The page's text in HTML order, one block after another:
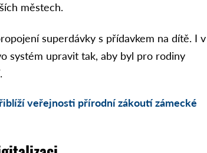
městech.
superdávky s přídavkem na dítě. I v
systém upravit tak, aby byl pro rodiny
veřejnosti přírodní zákoutí zámecké